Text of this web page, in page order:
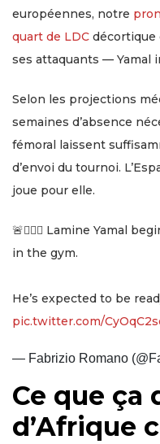
européennes, notre
quart de LDC décortique
ses attaquants — Yamal
Selon les projections
semaines d’absence
fémoral laissent
d’envoi du tournoi.
joue pour elle.
🚨🚴🏾‍♂️ Lamine Yamal
in the gym.
He’s expected to be
pic.twitter.com/
— Fabrizio Romano
Ce que ça
d’Afrique